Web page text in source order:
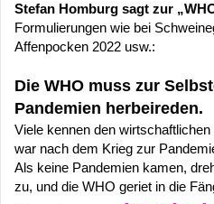
Stefan Homburg sagt zur
Formulierungen wie bei
Affenpocken 2022 usw.:
Die WHO muss zur
Pandemien herbeireden.
Viele kennen den
war nach dem Krieg zur
Als keine Pandemien kamen,
zu, und die WHO geriet in die